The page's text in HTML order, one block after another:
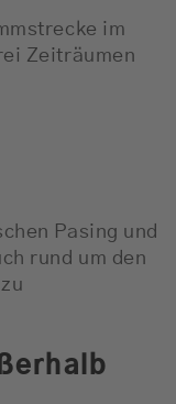
im
Zeiträumen
Pasing und
rund um den